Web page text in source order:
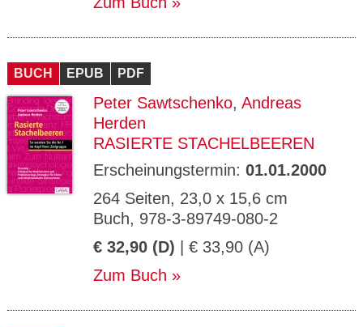
BUCH EPUB PDF
Peter Sawtschenko, Andreas
Herden
RASIERTE STACHELBEEREN
Erscheinungstermin: 01.01.2000
264 Seiten, 23,0 x 15,6 cm
Buch, 978-3-89749-080-2
€ 32,90 (D) | € 33,90 (A)
Zum Buch